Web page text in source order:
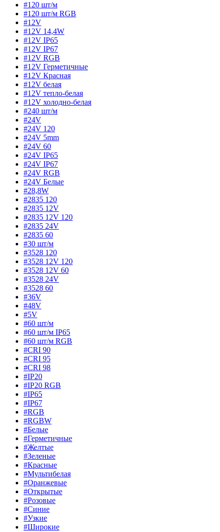
#120 шт/м
#120 шт/м RGB
#12V
#12V 14,4W
#12V IP65
#12V IP67
#12V RGB
#12V Герметичные
#12V Красная
#12V белая
#12V тепло-белая
#12V холодно-белая
#240 шт/м
#24V
#24V 120
#24V 5mm
#24V 60
#24V IP65
#24V IP67
#24V RGB
#24V Белые
#28,8W
#2835 120
#2835 12V
#2835 12V 120
#2835 24V
#2835 60
#30 шт/м
#3528 120
#3528 12V 120
#3528 12V 60
#3528 24V
#3528 60
#36V
#48V
#5V
#60 шт/м
#60 шт/м IP65
#60 шт/м RGB
#CRI 90
#CRI 95
#CRI 98
#IP20
#IP20 RGB
#IP65
#IP67
#RGB
#RGBW
#Белые
#Герметичные
#Желтые
#Зеленые
#Красные
#Мультибелая
#Оранжевые
#Открытые
#Розовые
#Синие
#Узкие
#Широкие